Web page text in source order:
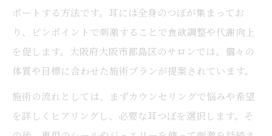
ポートする方法です。耳には全身のつぼが集まってお
り、ピンポイントで刺激することで食欲調整や代謝向上
を促します。大阪府大阪市都島区のサロンでは、個々の
体質や目標に合わせた施術プランが提案されています。
施術の流れとしては、まずカウンセリングで悩みや希望
を詳しくヒアリングし、必要な耳つぼを選択します。そ